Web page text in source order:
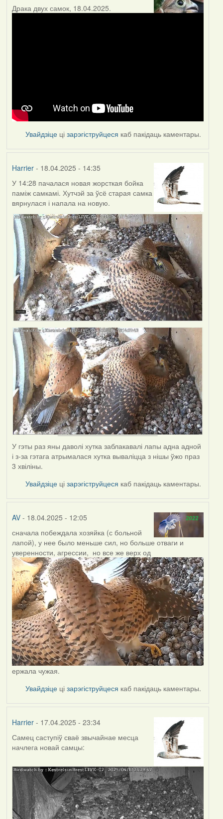
Драка двух самок, 18.04.2025.
Увайдзіце цізарэгіструйцеся каб пакідаць каментары.
Harrier- 18.04.2025 - 14:35
У 14:28 пачалася новая жорсткая бойка
паміж самкамі. Хутчэй за ўсё старая самка
вярнулася і напала на новую.
У гэты раз яны даволі хутка заблакавалі лапы адна адной
і з-за гэтага атрымалася хутка вываліцца з нішы ўжо праз
3 хвіліны.
Увайдзіце цізарэгіструйцеся каб пакідаць каментары.
AV- 18.04.2025 - 12:05
сначала побеждала хозяйка (с больной
лапой), у нее было меньше сил, но больше отваги и
уверенности, агрессии, но все же верх од
ержала чужая.
Увайдзіце цізарэгіструйцеся каб пакідаць каментары.
Harrier- 17.04.2025 - 23:34
Самец саступіў сваё звычайнае месца
начлега новай самцы: